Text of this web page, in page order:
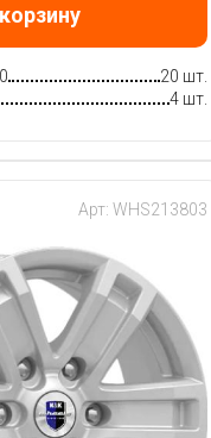
20 шт.
4 шт.
Арт: WHS213803